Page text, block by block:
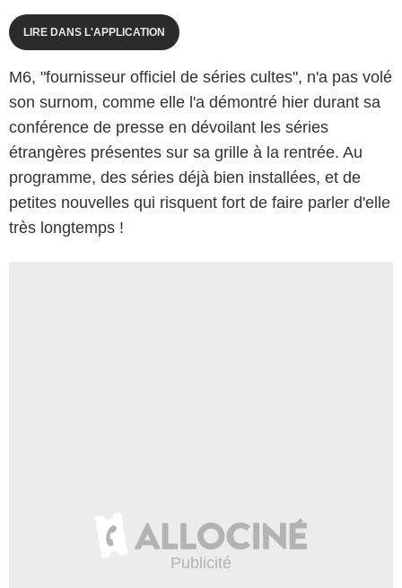
LIRE DANS L'APPLICATION
M6, "fournisseur officiel de séries cultes", n'a pas volé
son surnom, comme elle l'a démontré hier durant sa
conférence de presse en dévoilant les séries
étrangères présentes sur sa grille à la rentrée. Au
programme, des séries déjà bien installées, et de
petites nouvelles qui risquent fort de faire parler d'elle
très longtemps !